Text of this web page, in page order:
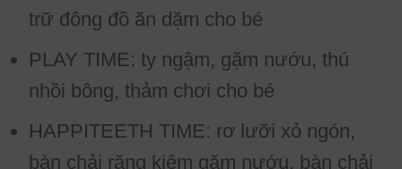
trữ đông đồ ăn dặm cho bé
PLAY TIME: ty ngậm, gặm nướu, thú
nhồi bông, thảm chơi cho bé
HAPPITEETH TIME: rơ lưỡi xỏ ngón,
bàn chải răng kiêm gặm nướu, bàn chải